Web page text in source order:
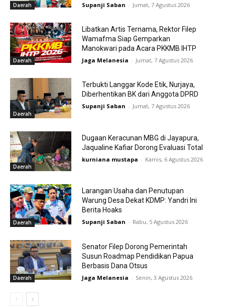
Daerah Supanji Saban - Jumat, 7 Agustus 2026
Daerah
Libatkan Artis Ternama, Rektor Filep
Wamafma Siap Gemparkan
Manokwari pada Acara PKKMB IHTP
Jaga Melanesia - Jumat, 7 Agustus 2026
Daerah
Terbukti Langgar Kode Etik, Nurjaya,
Diberhentikan BK dari Anggota DPRD
Supanji Saban - Jumat, 7 Agustus 2026
Daerah
Dugaan Keracunan MBG di Jayapura,
Jaqualine Kafiar Dorong Evaluasi Total
kurniana mustapa - Kamis, 6 Agustus 2026
Daerah
Larangan Usaha dan Penutupan
Warung Desa Dekat KDMP: Yandri Ini
Berita Hoaks
Supanji Saban - Rabu, 5 Agustus 2026
Daerah
Senator Filep Dorong Pemerintah
Susun Roadmap Pendidikan Papua
Berbasis Dana Otsus
Jaga Melanesia - Senin, 3 Agustus 2026